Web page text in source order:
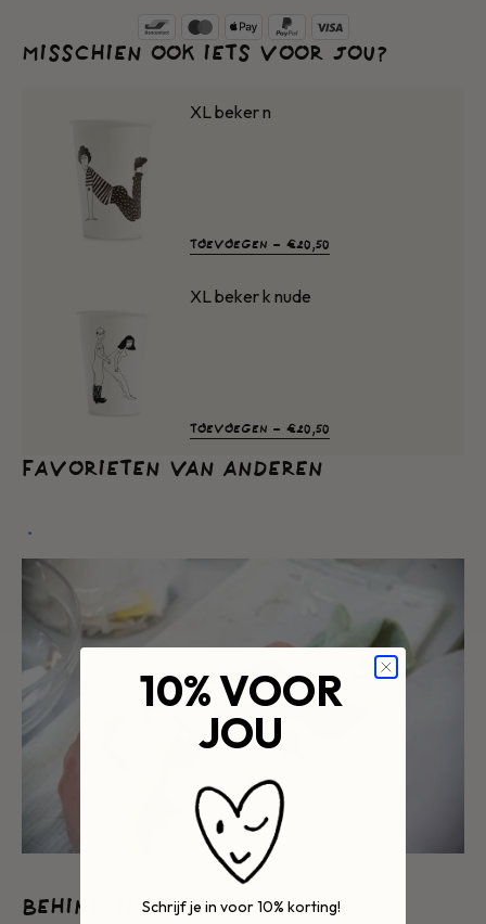
MISSCHIEN OOK IETS VOOR JOU?
XL beker n
TOEVOEGEN - NORMALE
€20,50
XL beker k nude
TOEVOEGEN - NORMALE
€20,50
FAVORIETEN VAN ANDEREN
BEHIND THE SCENES
10% VOOR
JOU
Schrijf je in voor 10% korting!